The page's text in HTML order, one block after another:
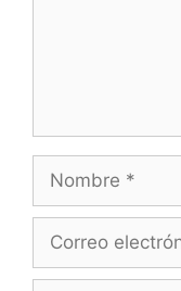
electrónico